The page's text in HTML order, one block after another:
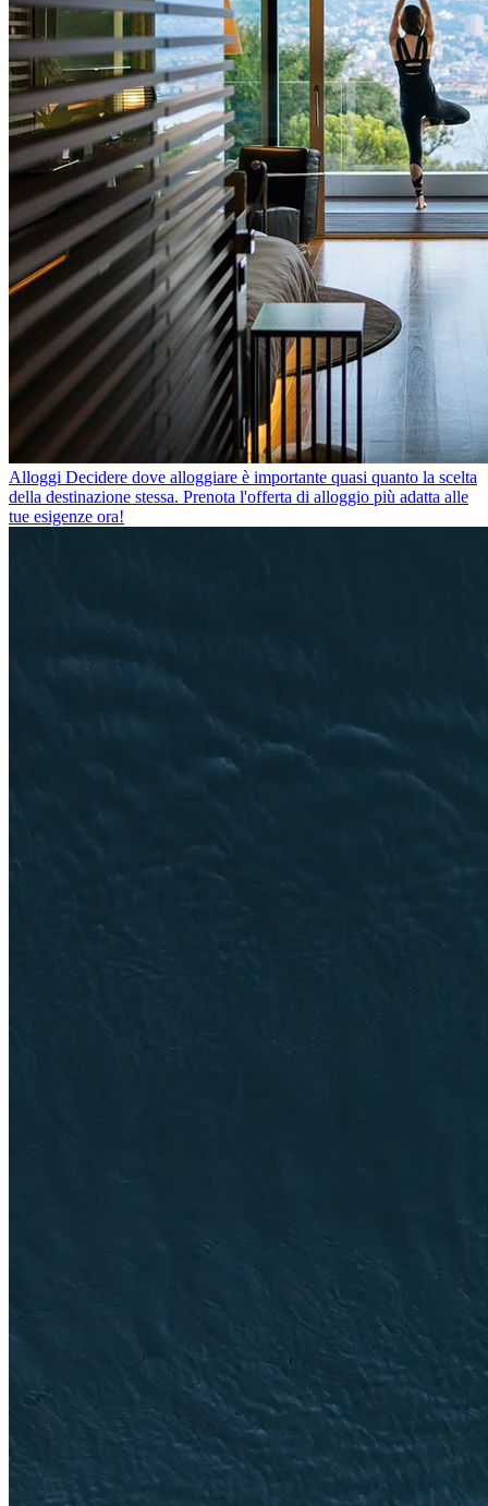
Alloggi Decidere dove alloggiare è importante quasi quanto la scelta
della destinazione stessa. Prenota l'offerta di alloggio più adatta alle
tue esigenze ora!